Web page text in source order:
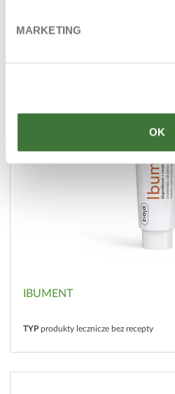
MARKETING
OK
IBUMENT
TYP produkty lecznicze bez recepty